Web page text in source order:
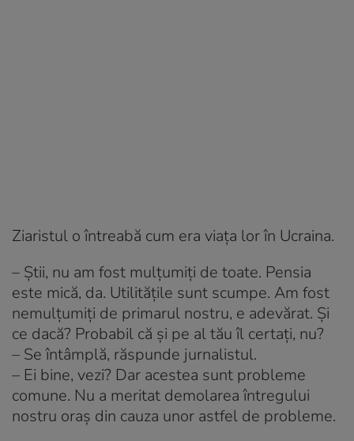
Ziaristul o întreabă cum era viața lor în Ucraina.
– Știi, nu am fost mulțumiți de toate. Pensia
este mică, da. Utilitățile sunt scumpe. Am fost
nemulțumiți de primarul nostru, e adevărat. Şi
ce dacă? Probabil că și pe al tău îl certați, nu?
– Se întâmplă, răspunde jurnalistul.
– Ei bine, vezi? Dar acestea sunt probleme
comune. Nu a meritat demolarea întregului
nostru oraș din cauza unor astfel de probleme.